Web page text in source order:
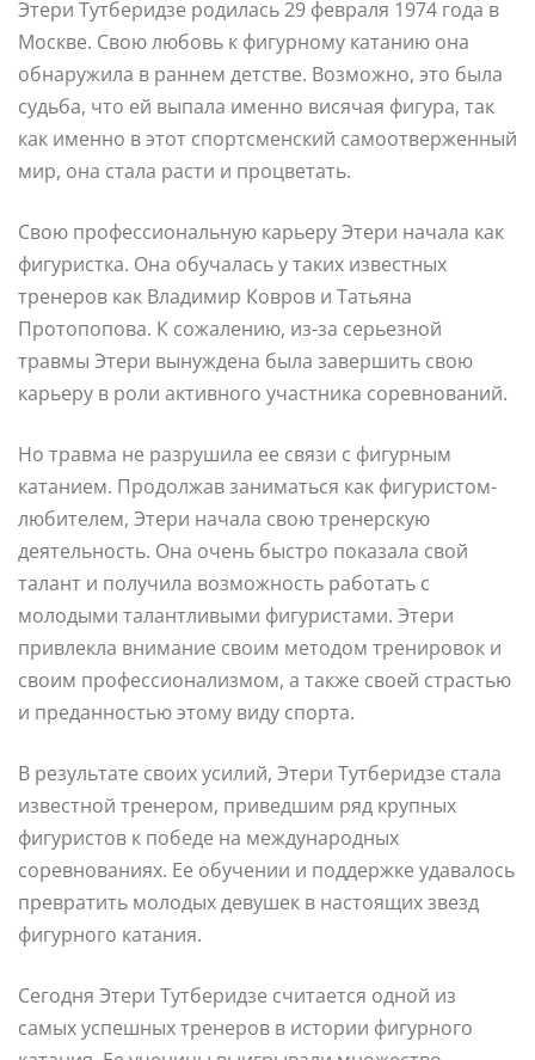
Этери Тутберидзе родилась 29 февраля 1974 года в
Москве. Свою любовь к фигурному катанию она
обнаружила в раннем детстве. Возможно, это была
судьба, что ей выпала именно висячая фигура, так
как именно в этот спортсменский самоотверженный
мир, она стала расти и процветать.
Свою профессиональную карьеру Этери начала как
фигуристка. Она обучалась у таких известных
тренеров как Владимир Ковров и Татьяна
Протопопова. К сожалению, из-за серьезной
травмы Этери вынуждена была завершить свою
карьеру в роли активного участника соревнований.
Но травма не разрушила ее связи с фигурным
катанием. Продолжав заниматься как фигуристом-
любителем, Этери начала свою тренерскую
деятельность. Она очень быстро показала свой
талант и получила возможность работать с
молодыми талантливыми фигуристами. Этери
привлекла внимание своим методом тренировок и
своим профессионализмом, а также своей страстью
и преданностью этому виду спорта.
В результате своих усилий, Этери Тутберидзе стала
известной тренером, приведшим ряд крупных
фигуристов к победе на международных
соревнованиях. Ее обучении и поддержке удавалось
превратить молодых девушек в настоящих звезд
фигурного катания.
Сегодня Этери Тутберидзе считается одной из
самых успешных тренеров в истории фигурного